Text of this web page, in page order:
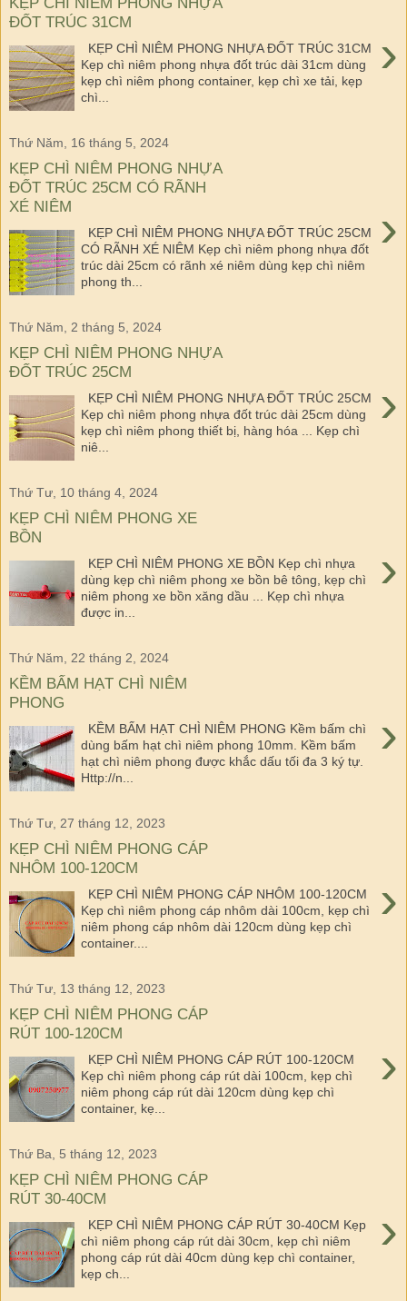
ĐỐT TRÚC 31CM
›
KẸP CHÌ NIÊM PHONG NHỰA ĐỐT TRÚC 31CM
Kẹp chì niêm phong nhựa đốt trúc dài 31cm dùng
kẹp chì niêm phong container, kẹp chì xe tải, kẹp
chì...
Thứ Năm, 16 tháng 5, 2024
KẸP CHÌ NIÊM PHONG NHỰA
ĐỐT TRÚC 25CM CÓ RÃNH
XÉ NIÊM
›
KẸP CHÌ NIÊM PHONG NHỰA ĐỐT TRÚC 25CM
CÓ RÃNH XÉ NIÊM Kẹp chì niêm phong nhựa đốt
trúc dài 25cm có rãnh xé niêm dùng kẹp chì niêm
phong th...
Thứ Năm, 2 tháng 5, 2024
KẸP CHÌ NIÊM PHONG NHỰA
ĐỐT TRÚC 25CM
›
KẸP CHÌ NIÊM PHONG NHỰA ĐỐT TRÚC 25CM
Kẹp chì niêm phong nhựa đốt trúc dài 25cm dùng
kẹp chì niêm phong thiết bị, hàng hóa ... Kẹp chì
niê...
Thứ Tư, 10 tháng 4, 2024
KẸP CHÌ NIÊM PHONG XE
BỒN
›
KẸP CHÌ NIÊM PHONG XE BỒN Kẹp chì nhựa
dùng kẹp chì niêm phong xe bồn bê tông, kẹp chì
niêm phong xe bồn xăng dầu ... Kẹp chì nhựa
được in...
Thứ Năm, 22 tháng 2, 2024
KỀM BẤM HẠT CHÌ NIÊM
PHONG
›
KỀM BẤM HẠT CHÌ NIÊM PHONG Kềm bấm chì
dùng bấm hạt chì niêm phong 10mm. Kềm bấm
hạt chì niêm phong được khắc dấu tối đa 3 ký tự.
Http://n...
Thứ Tư, 27 tháng 12, 2023
KẸP CHÌ NIÊM PHONG CÁP
NHÔM 100-120CM
›
KẸP CHÌ NIÊM PHONG CÁP NHÔM 100-120CM
Kẹp chì niêm phong cáp nhôm dài 100cm, kẹp chì
niêm phong cáp nhôm dài 120cm dùng kẹp chì
container....
Thứ Tư, 13 tháng 12, 2023
KẸP CHÌ NIÊM PHONG CÁP
RÚT 100-120CM
›
KẸP CHÌ NIÊM PHONG CÁP RÚT 100-120CM
Kẹp chì niêm phong cáp rút dài 100cm, kẹp chì
niêm phong cáp rút dài 120cm dùng kẹp chì
container, kẹ...
Thứ Ba, 5 tháng 12, 2023
KẸP CHÌ NIÊM PHONG CÁP
RÚT 30-40CM
›
KẸP CHÌ NIÊM PHONG CÁP RÚT 30-40CM Kẹp
chì niêm phong cáp rút dài 30cm, kẹp chì niêm
phong cáp rút dài 40cm dùng kẹp chì container,
kẹp ch...